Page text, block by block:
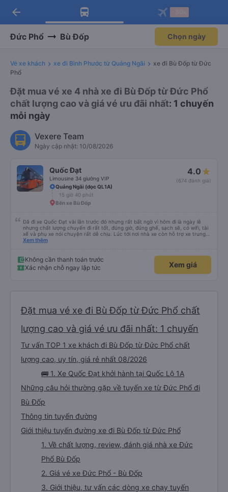
Tải app Vexere ngay!
Nhận ưu đãi thành viên độc
Mở app
Tải app Vexere
-30k/ghế khi đặt vé máy bay qua
Mở app
arrow_back
Đức Phổ Bù Đốp Chọn ngày
Vé xe khách xe đi Bình Phước từ Quảng Ngãi
xe đi Bù Đốp từ Đức
Phổ
Đặt mua vé xe 4 nhà xe đi Bù Đốp từ Đức Phổ
chất lượng cao và giá vé ưu đãi nhất: 1 chuyến
mỗi ngày
Vexere Team
Ngày cập nhật: 10/08/2026
Quốc Đạt
Limousine 34 giường VIP
4.0
(674 đánh giá)
Quảng Ngãi (dọc QL1A)
15 giờ 40 phút
Bến xe Bù Đốp
Đã đi xe Quốc Đạt vài lần trước đó nhưng rất bất ngờ vì hôm đi là ngày lễ
nhưng chất lượng chuyến đi rất tốt, đúng giờ, đúng ghế, sạch sẽ, có wifi, tài
xế và phụ xe nói chuyện rất dễ chịu. Lúc tới nơi nhà xe còn hỗ trợ xe trung
chuyển tới tận nhà. 10đ cho nhà xe, hy vọng nhà xe duy trì được chất lượng
Xem thêm
Không cần thanh toán trước
Xác nhận chỗ ngay lập tức
Xem giá
Đặt mua vé xe đi Bù Đốp từ Đức Phổ chất
lượng cao và giá vé ưu đãi nhất: 1 chuyến
Tư vấn TOP 1 xe khách đi Bù Đốp từ Đức Phổ chất
lượng cao, uy tín, giá rẻ nhất 08/2026
🚌 1. Xe Quốc Đạt khởi hành tại Quốc Lộ 1A
Những câu hỏi thường gặp về tuyến xe từ Đức Phổ đi
Bù Đốp
Thông tin tuyến đường
Giới thiệu tuyến đường xe đi Bù Đốp từ Đức Phổ
1. Về chất lượng, review, đánh giá nhà xe Đức
Phổ Bù Đốp
2. Giá vé xe Đức Phổ - Bù Đốp
3. Giới thiệu, tư vấn các dòng xe chạy tuyến